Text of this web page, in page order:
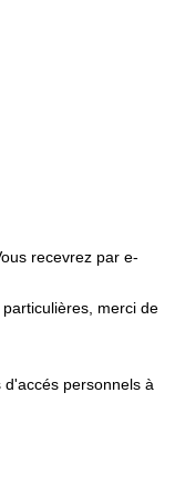
recevrez par e-
merci de
personnels à